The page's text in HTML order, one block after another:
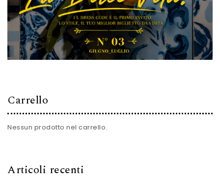
Carrello
Nessun prodotto nel carrello.
Articoli recenti